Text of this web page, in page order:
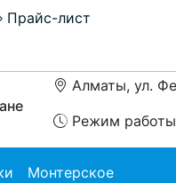
Прайс-лист
Алматы, ул.
Режим
Монтерское